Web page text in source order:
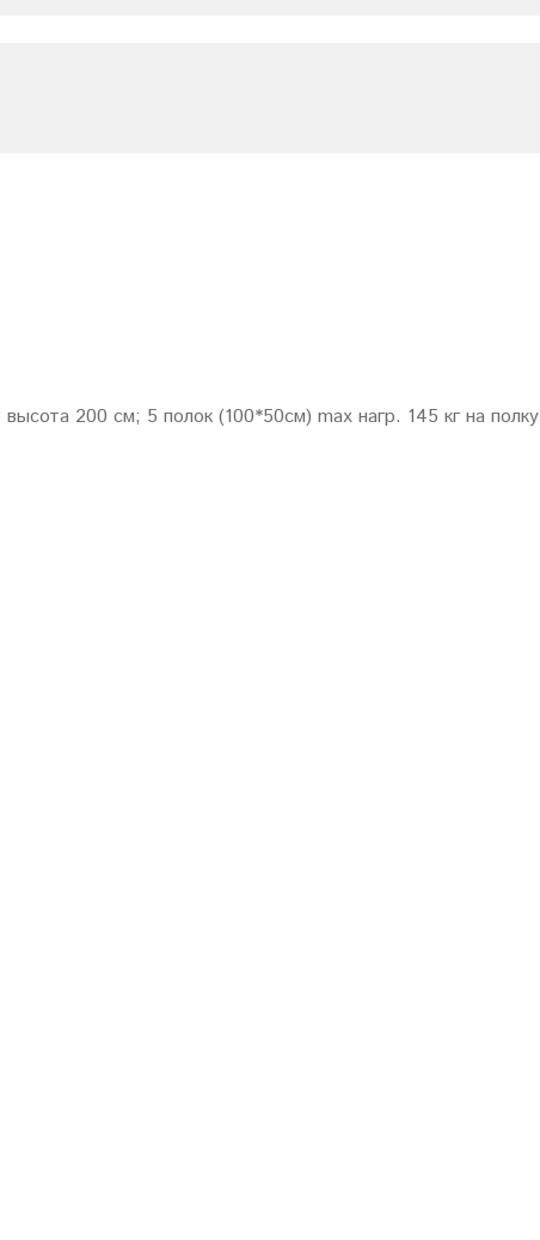
200 см; 5 полок (100*50см) max нагр. 145 кг на полку